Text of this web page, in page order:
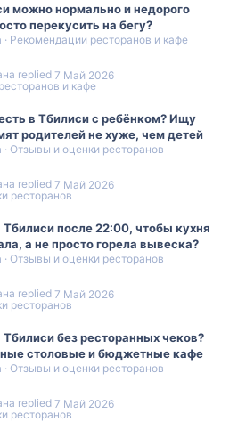
можно нормально и недорого
перекусить на бегу?
Рекомендации ресторанов и кафе
и кафе
7 Май 2026
в Тбилиси с ребёнком? Ищу
родителей не хуже, чем детей
Отзывы и оценки ресторанов
ресторанов
7 Май 2026
Тбилиси после 22:00, чтобы кухня
а не просто горела вывеска?
Отзывы и оценки ресторанов
ресторанов
7 Май 2026
Тбилиси без ресторанных чеков?
столовые и бюджетные кафе
Отзывы и оценки ресторанов
ресторанов
7 Май 2026